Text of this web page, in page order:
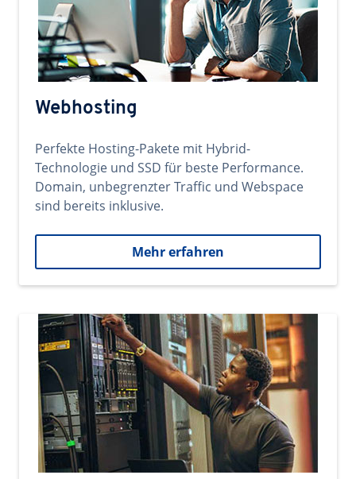
Webhosting
Perfekte Hosting-Pakete mit Hybrid-
Technologie und SSD für beste Performance.
Domain, unbegrenzter Traffic und Webspace
sind bereits inklusive.
Mehr erfahren